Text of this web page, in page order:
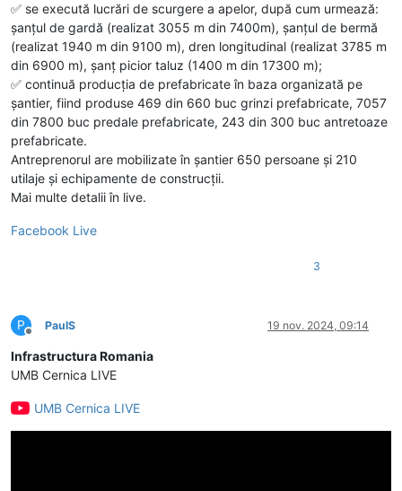
✅️ se execută lucrări de scurgere a apelor, după cum urmează:
șanțul de gardă (realizat 3055 m din 7400m), șanțul de bermă
(realizat 1940 m din 9100 m), dren longitudinal (realizat 3785 m
din 6900 m), șanț picior taluz (1400 m din 17300 m);
✅️ continuă producția de prefabricate în baza organizată pe
șantier, fiind produse 469 din 660 buc grinzi prefabricate, 7057
din 7800 buc predale prefabricate, 243 din 300 buc antretoaze
prefabricate.
Antreprenorul are mobilizate în șantier 650 persoane și 210
utilaje și echipamente de construcții.
Mai multe detalii în live.
Facebook Live
3
P
Deconectat
PaulS 19 nov. 2024, 09:14
Infrastructura Romania
UMB Cernica LIVE
UMB Cernica LIVE